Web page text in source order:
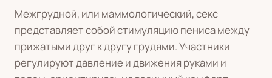
Л
М Н О П Р С Т
У
Ф
Ц Ш Э
Межгрудной, или маммологический, секс
представляет собой стимуляцию пениса между
прижатыми друг к другу грудями. Участники
регулируют давление и движения руками и